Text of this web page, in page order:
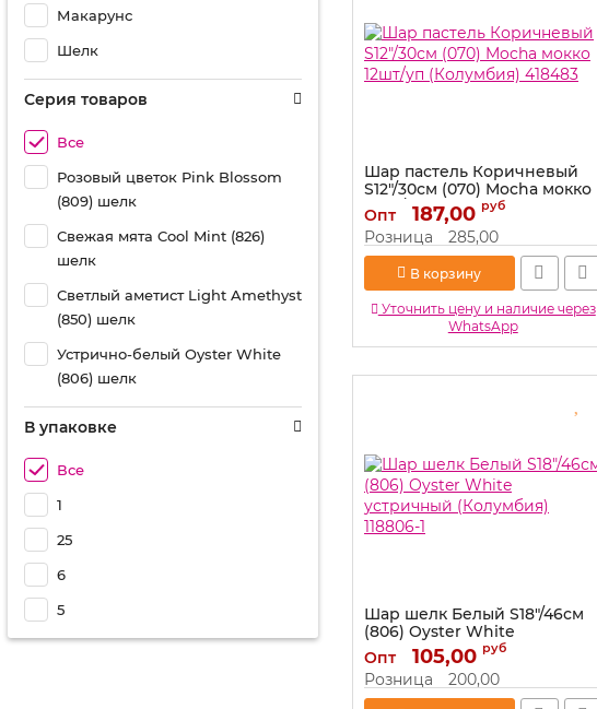
Макарунс
Шелк
Серия товаров
Все
Розовый цветок Pink Blossom
(809) шелк
Свежая мята Cool Mint (826)
шелк
Светлый аметист Light Amethyst
(850) шелк
Устрично-белый Oyster White
(806) шелк
В упаковке
Все
1
25
6
5
Шар пастель Коричневый
S12"/30см (070) Mocha мокко
12шт/уп (Колумбия) 418483
Артикул: 418483
Опт 187,00 руб
Розница 285,00
В корзину
Уточнить цену и наличие через
WhatsApp
Шар шелк Белый S18"/46см
(806) Oyster White
устричный (Колумбия)
118806-1
Артикул: 118806-1
Опт 105,00 руб
Розница 200,00